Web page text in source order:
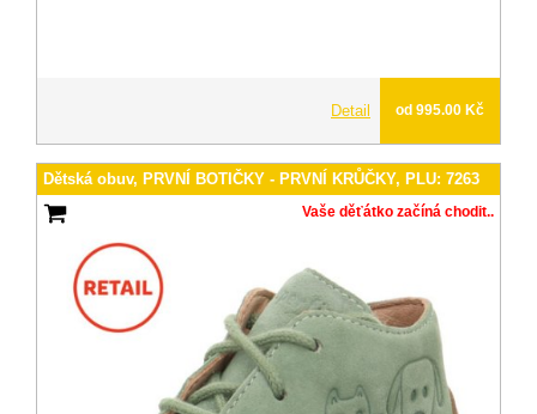
Detail od 995.00 Kč
Dětská obuv, PRVNÍ BOTIČKY - PRVNÍ KRŮČKY, PLU: 7263
Vaše děťátko začíná chodit..